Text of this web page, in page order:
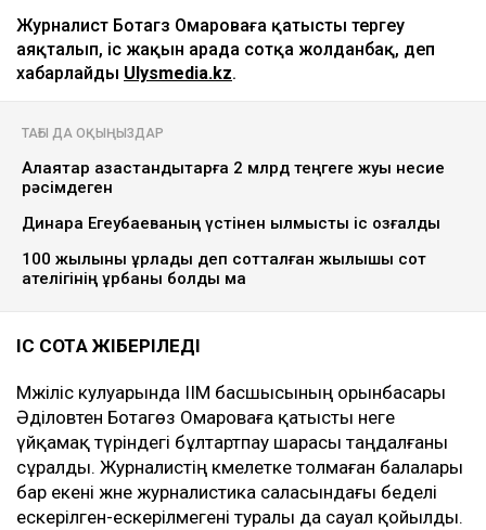
Журналист Ботагөз Омароваға қатысты тергеу
аяқталып, іс жақын арада сотқа жолданбақ, деп
хабарлайды Ulysmedia.kz.
ТАҒЫ ДА ОҚЫҢЫЗДАР
Алаяқтар қазақстандықтарға 2 млрд теңгеге жуық несие
рәсімдеген
Динара Егеубаеваның үстінен қылмыстық іс қозғалды
100 жылқыны ұрлады деп сотталған жылқышы сот
қателігінің құрбаны болды ма
ІС СОТҚА ЖІБЕРІЛЕДІ
Мәжіліс кулуарында ІІМ басшысының орынбасары
Әділовтен Ботагөз Омароваға қатысты неге
үйқамақ түріндегі бұлтартпау шарасы таңдалғаны
сұралды. Журналистің кәмелетке толмаған балалары
бар екені және журналистика саласындағы беделі
ескерілген-ескерілмегені туралы да сауал қойылды.